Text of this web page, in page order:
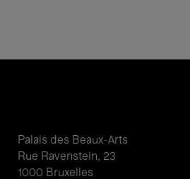
Palais des Beaux-Arts
Rue Ravenstein, 23
1000 Bruxelles